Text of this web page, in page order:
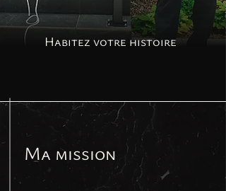
Habitez votre histoire
Ma mission